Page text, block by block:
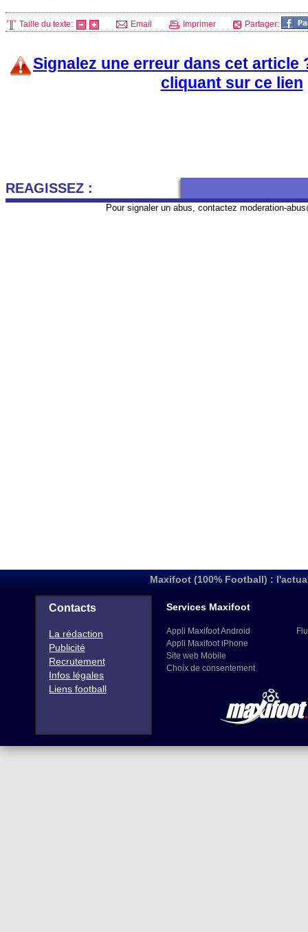
Taille du texte: Email Imprimer Partager:
Signalez une erreur dans cet article
cliquant sur ce lien
REAGISSEZ :
Pour signaler un abus, contactez moderation-
Maxifoot (100% Football) :
Contacts
La rédaction
Publicité
Recrutement
Infos légales
Liens football
Services Maxifoot
Appli Maxifoot Android
Appli Maxifoot iPhone
Site web Mobile
Choix de consentement